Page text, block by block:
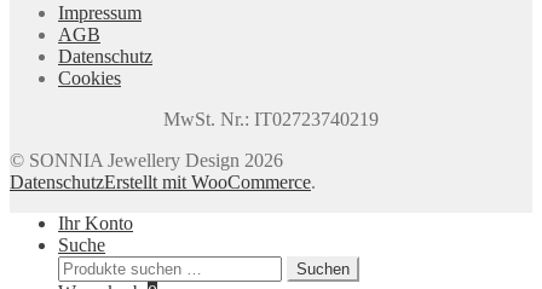
Impressum
AGB
Datenschutz
Cookies
MwSt. Nr.: IT02723740219
© SONNIA Jewellery Design 2026
DatenschutzErstellt mit WooCommerce.
Ihr Konto
Suche
Suchen
Suchen